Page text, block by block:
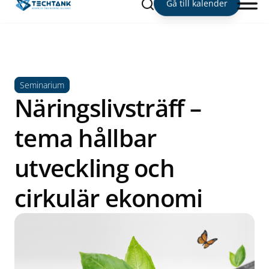
SökGå till kalender
Seminarium
Näringslivsträff –
tema hållbar
utveckling och
cirkulär ekonomi